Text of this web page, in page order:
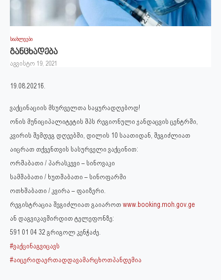
სიახლეები
განცხადება
აგვისტო 19, 2021
19.08.2021წ.
ვაქცინაციის მსურველთა საყურადღებოდ!
ონის მუნიციპალიტეტის შპს რეგიონული ჯანდაცვის ცენტრში,
კვირის შემდეგ დღეებში, დილის 10 საათიდან, შეგიძლიათ
აიცრათ თქვენთვის სასურველი ვაქცინით:
ორშაბათი / პარასკევი – სინოვაკი
სამშაბათი / ხუთშაბათი – სინოფარმი
ოთხშაბათი / კვირა – ფაიზერი.
რეგისტრაცია შეგიძლიათ გაიაროთ www.booking.moh.gov.ge
ან დაგვიკავშირდით ტელეფონზე:
591 01 04 32 გრიგოლ კენჭაძე.
#ვაქცინაგვიცავს
#აიცერიდაერთადდავამარცხოთპანდემია